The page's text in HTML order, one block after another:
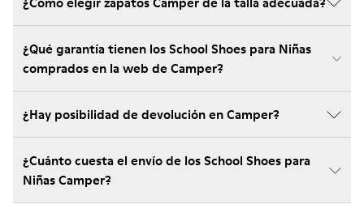
¿Qué garantía tienen los School Shoes para Niñas
comprados en la web de Camper?
¿Hay posibilidad de devolución en Camper?
¿Cuánto cuesta el envío de los School Shoes para
Niñas Camper?